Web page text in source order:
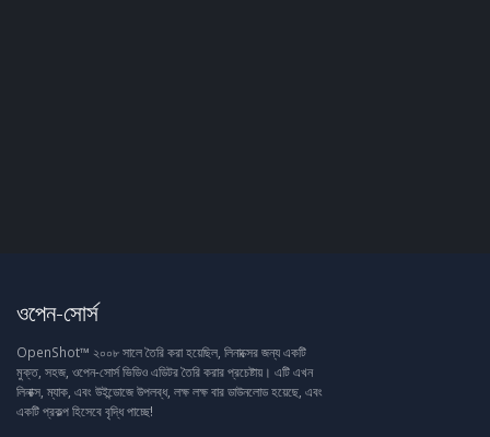
ওপেন-সোর্স
OpenShot™ ২০০৮ সালে তৈরি করা হয়েছিল, লিনাক্সের জন্য একটি
মুক্ত, সহজ, ওপেন-সোর্স ভিডিও এডিটর তৈরি করার প্রচেষ্টায়। এটি এখন
লিনাক্স, ম্যাক, এবং উইন্ডোজে উপলব্ধ, লক্ষ লক্ষ বার ডাউনলোড হয়েছে, এবং
একটি প্রকল্প হিসেবে বৃদ্ধি পাচ্ছে!